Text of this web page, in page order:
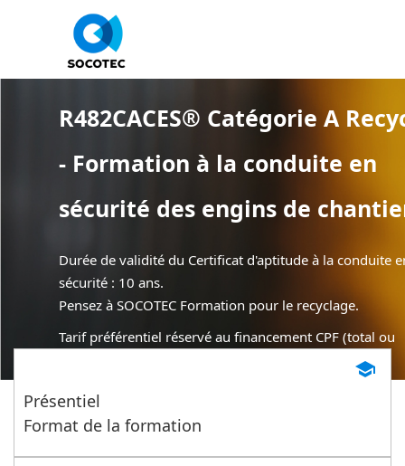
R482CACES® Catégorie A
- Formation à la conduite en
sécurité des engins de
Durée de validité du Certificat d'aptitude à la conduite
sécurité : 10 ans.
Pensez à SOCOTEC Formation pour le recyclage.
Tarif préférentiel réservé au financement CPF (total ou
Présentiel
Format de la formation
school